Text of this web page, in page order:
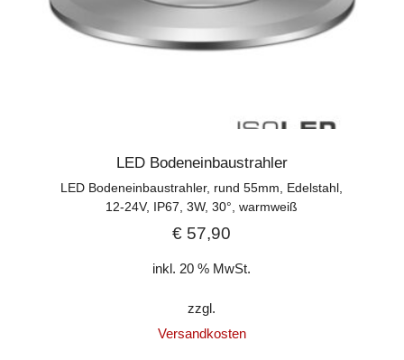
LED Bodeneinbaustrahler
LED Bodeneinbaustrahler, rund 55mm, Edelstahl,
12-24V, IP67, 3W, 30°, warmweiß
€ 57,90
inkl. 20 % MwSt.
zzgl.
Versandkosten